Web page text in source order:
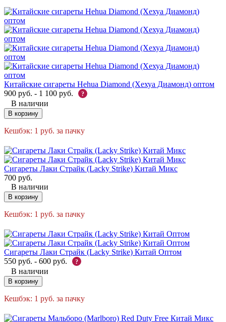
Китайские сигареты Hehua Diamond (Хехуа Диамонд) оптом
900 руб. - 1 100 руб. ?
В наличии
В корзину
Кешбэк: 1 руб. за пачку
Сигареты Лаки Страйк (Lacky Strike) Китай Микс
700 руб.
В наличии
В корзину
Кешбэк: 1 руб. за пачку
Сигареты Лаки Страйк (Lacky Strike) Китай Оптом
550 руб. - 600 руб. ?
В наличии
В корзину
Кешбэк: 1 руб. за пачку